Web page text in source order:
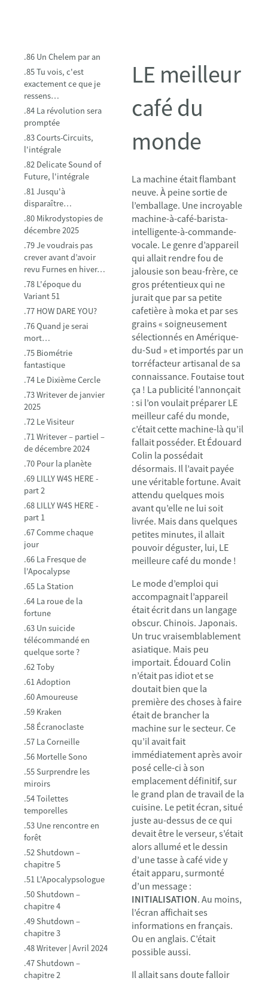
.86 Un Chelem par an
.85 Tu vois, c'est
exactement ce que je
ressens…
.84 La révolution sera
promptée
.83 Courts-Circuits,
l'intégrale
.82 Delicate Sound of
Future, l'intégrale
.81 Jusqu'à
disparaître…
.80 Mikrodystopies de
décembre 2025
.79 Je voudrais pas
crever avant d’avoir
revu Furnes en hiver…
.78 L'époque du
Variant 51
.77 HOW DARE YOU?
.76 Quand je serai
mort…
.75 Biométrie
fantastique
.74 Le Dixième Cercle
.73 Writever de janvier
2025
.72 Le Visiteur
.71 Writever – partiel –
de décembre 2024
.70 Pour la planète
.69 LILLY W4S HERE -
part 2
.68 LILLY W4S HERE -
part 1
.67 Comme chaque
jour
.66 La Fresque de
l'Apocalypse
.65 La Station
.64 La roue de la
fortune
.63 Un suicide
télécommandé en
quelque sorte ?
.62 Toby
.61 Adoption
.60 Amoureuse
.59 Kraken
.58 Écranoclaste
.57 La Corneille
.56 Mortelle Sono
.55 Surprendre les
miroirs
.54 Toilettes
temporelles
.53 Une rencontre en
forêt
.52 Shutdown –
chapitre 5
.51 L'Apocalypsologue
.50 Shutdown –
chapitre 4
.49 Shutdown –
chapitre 3
.48 Writever | Avril 2024
.47 Shutdown –
chapitre 2
LE meilleur
café du
monde
La machine était flambant
neuve. À peine sortie de
l’emballage. Une incroyable
machine-à-café-barista-
intelligente-à-commande-
vocale. Le genre d’appareil
qui allait rendre fou de
jalousie son beau-frère, ce
gros prétentieux qui ne
jurait que par sa petite
cafetière à moka et par ses
grains « soigneusement
sélectionnés en Amérique-
du-Sud » et importés par un
torréfacteur artisanal de sa
connaissance. Foutaise tout
ça ! La publicité l’annonçait
: si l’on voulait préparer LE
meilleur café du monde,
c’était cette machine-là qu’il
fallait posséder. Et Édouard
Colin la possédait
désormais. Il l’avait payée
une véritable fortune. Avait
attendu quelques mois
avant qu’elle ne lui soit
livrée. Mais dans quelques
petites minutes, il allait
pouvoir déguster, lui, LE
meilleure café du monde !
Le mode d’emploi qui
accompagnait l’appareil
était écrit dans un langage
obscur. Chinois. Japonais.
Un truc vraisemblablement
asiatique. Mais peu
importait. Édouard Colin
n’était pas idiot et se
doutait bien que la
première des choses à faire
était de brancher la
machine sur le secteur. Ce
qu’il avait fait
immédiatement après avoir
posé celle-ci à son
emplacement définitif, sur
le grand plan de travail de la
cuisine. Le petit écran, situé
juste au-dessus de ce qui
devait être le verseur, s’était
alors allumé et le dessin
d’une tasse à café vide y
était apparu, surmonté
d’un message :
INITIALISATION. Au moins,
l’écran affichait ses
informations en français.
Ou en anglais. C’était
possible aussi.
Il allait sans doute falloir